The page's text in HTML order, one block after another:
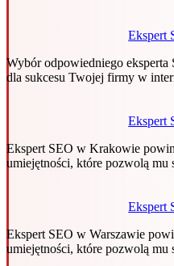
Ekspert
Wybór odpowiedniego
dla sukcesu Twojej firmy w
Ekspert
Ekspert SEO w Krakowie
umiejętności, które pozwolą mu
Ekspert
Ekspert SEO w Warszawie
umiejętności, które pozwolą